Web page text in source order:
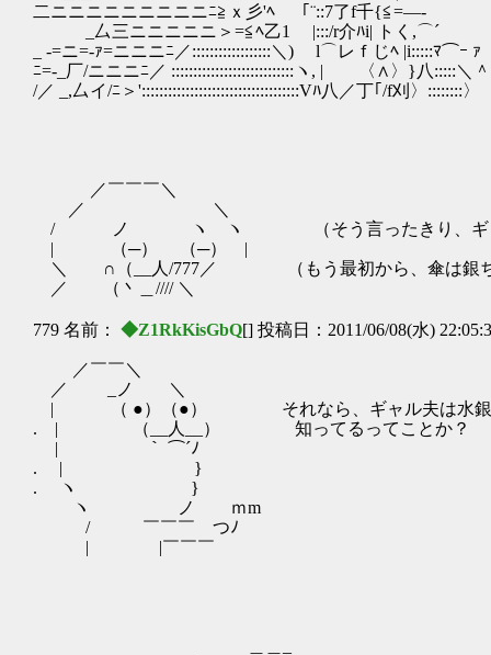
二ニニニニニニニニニﾆ≧ｘ彡'ﾍ ｢¨::7了f千{≦=―-
_厶三ニニニニニ＞=≦ﾍ乙1 |:::/r介ﾊi| トく,⌒´
_ -=ニ=‐ｧ=ニニニﾆ／::::::::::::::::::＼) l⌒レｆじﾍ |i:::::ﾏ⌒ｰ ｧ
ﾆ=-_厂/ニニニﾆ／ ::::::::::::::::::::::::::::ヽ, | 〈∧〉}八:::::＼＾
/／ _,厶イ/ﾆ＞'::::::::::::::::::::::::::::::::::::Vﾊ八／丁｢/f刈〉::::::::〉
／￣￣￣＼
／ ＼
/ ノ ヽ ヽ （そう言ったきり、ギャル夫
| （─） （─） |
＼ ∩（__人/777／ （もう最初から、傘は銀ちゃ
／ （丶＿//// ＼
779 名前： ◆Z1RkKisGbQ[] 投稿日：2011/06/08(水)
／￣￣＼
／ _ノ ＼
| （ ●）（●） それなら、ギャル夫は水銀
. | （__人__） 知ってるってことか？
| ｀ ⌒´ﾉ
. | }
. ヽ }
ヽ ノ ｍm
/ ￣￣￣ つﾉ
| |￣￣￣